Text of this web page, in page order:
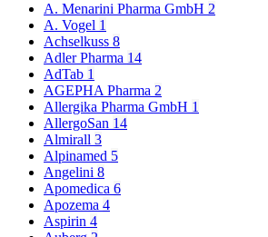
A. Menarini Pharma GmbH 2
A. Vogel 1
Achselkuss 8
Adler Pharma 14
AdTab 1
AGEPHA Pharma 2
Allergika Pharma GmbH 1
AllergoSan 14
Almirall 3
Alpinamed 5
Angelini 8
Apomedica 6
Apozema 4
Aspirin 4